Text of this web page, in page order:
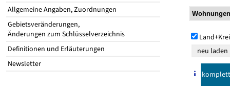
Allgemeine Angaben, Zuordnungen
Gebietsveränderungen,
Änderungen zum Schlüsselverzeichnis
Definitionen und Erläuterungen
Newsletter
komplett